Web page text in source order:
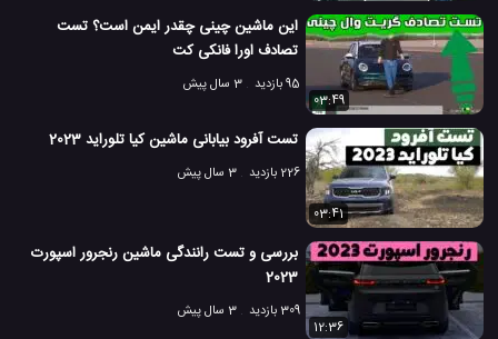
این ماشین چینی چقدر ایمن است؟ تست
تصادف اورا فانکی کت
95 بازدید
3 سال پیش
03:49
تست آفرود بیابانی ماشین کیا تلوراید 2023
226 بازدید 3 سال پیش
03:41
بررسی و تست رانندگی ماشین رنجرور اسپورت
2023
309 بازدید
3 سال پیش
12:36